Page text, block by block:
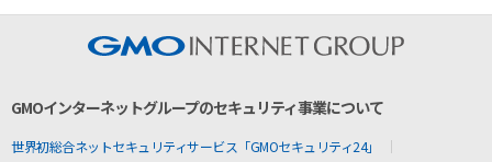
GMOインターネットグループのセキュリティ事業について
世界初総合ネットセキュリティサービス「GMOセキュリティ24」